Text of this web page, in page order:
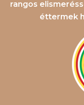
rangos
éttermek